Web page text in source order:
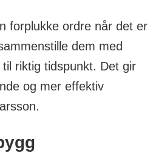
forplukke ordre når det er
dem med
riktig tidspunkt. Det gir
og mer effektiv